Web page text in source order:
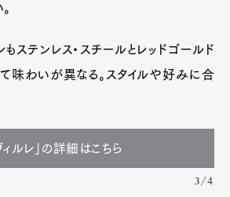
もステンレス・スチールとレッドゴールド
味わいが異なる。スタイルや好みに合
ィルレ」の詳細はこちら
3/4